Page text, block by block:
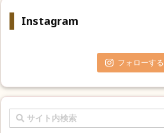
Instagram
フォローする